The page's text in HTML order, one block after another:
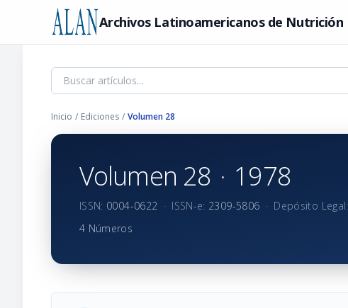
Archivos Latinoamericanos de Nutrición
Inicio / Ediciones / Volumen 28
Volumen 28 · 1978
ISSN: 0004-0622 · ISSN-e: 2309-5806 · Depósito Legal:
4 Números